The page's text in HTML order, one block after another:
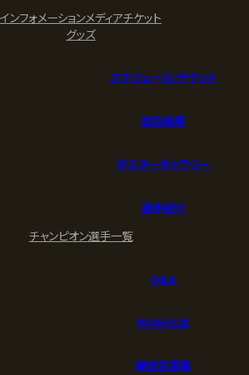
インフォメーションメディアチケット
グッズ
スケジュール/チケット
試合結果
ポスターギャラリー
選手紹介
チャンピオン選手一覧
Q&A
NOAHとは
練習生募集